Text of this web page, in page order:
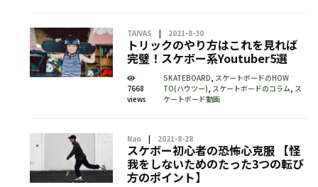
TAIVAS 2021-8-30
トリックのやり方はこれを見れば
完璧！スケボー系Youtuber5選
7668
views
SKATEBOARD, スケートボードのHOW
TO(ハウツー), スケートボードのコラム, ス
ケートボード動画
Nao 2021-8-28
スケボー初心者の恐怖心克服 【怪
我をしないためのたった3つの転び
方のポイント】